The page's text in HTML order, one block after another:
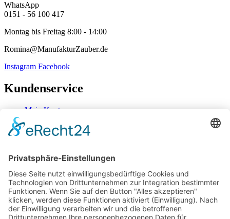
WhatsApp
0151 - 56 100 417
Montag bis Freitag 8:00 - 14:00
Romina@ManufakturZauber.de
Instagram Facebook
Kundenservice
Mein Konto
Zahlung & Versand
Widerrufsbelehrung
Mein Konto
Kontakt
Zahlung & Versand
Widerrufsbelehrung
Vertrag Widerrufen